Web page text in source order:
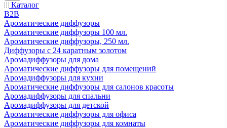
Каталог
B2B
Ароматические диффузоры
Ароматические диффузоры 100 мл.
Ароматические диффузоры, 250 мл.
Диффузоры с 24 каратным золотом
Аромадиффузоры для дома
Ароматические диффузоры для помещений
Аромадиффузоры для кухни
Ароматические диффузоры для салонов красоты
Аромадиффузоры для спальни
Аромадиффузоры для детской
Ароматические диффузоры для офиса
Ароматические диффузоры для комнаты